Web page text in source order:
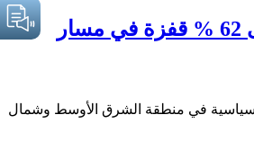
برنامج التحول يستهدف الدعم وتحفيز القطاع الخاص والصناعة الموازنة السعودية: نمو الموارد غير النفطية إلى 62 % قفزة في مسار
في منطقة الشرق الأوسط وشمال